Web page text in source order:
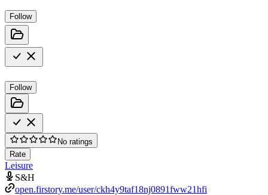
Follow
Follow
No ratings
Rate
Leisure
S&H
open.firstory.me/user/ckh4y9taf18nj0891fww21hfi